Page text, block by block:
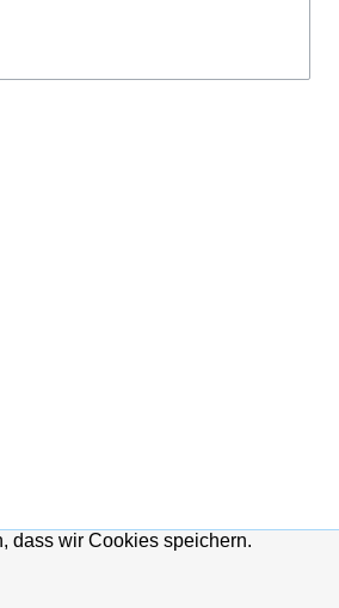
dass wir Cookies speichern.